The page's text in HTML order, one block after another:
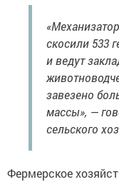
скосили 533
и ведут
завезено
массы», —
сельского
Фермерское